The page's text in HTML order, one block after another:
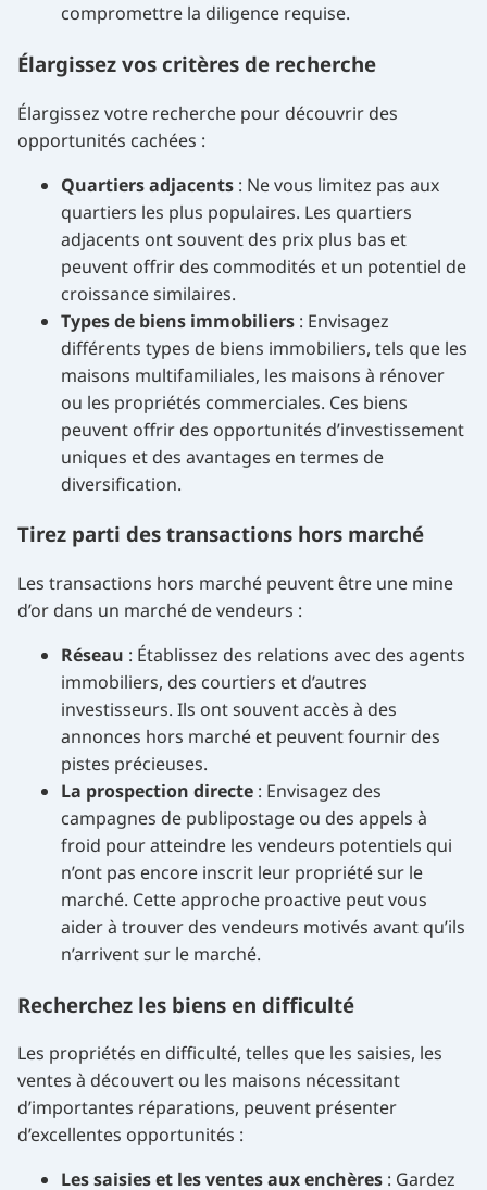
compromettre la diligence requise.
Élargissez vos critères de recherche
Élargissez votre recherche pour découvrir des
opportunités cachées :
Quartiers adjacents : Ne vous limitez pas aux
quartiers les plus populaires. Les quartiers
adjacents ont souvent des prix plus bas et
peuvent offrir des commodités et un potentiel de
croissance similaires.
Types de biens immobiliers : Envisagez
différents types de biens immobiliers, tels que les
maisons multifamiliales, les maisons à rénover
ou les propriétés commerciales. Ces biens
peuvent offrir des opportunités d’investissement
uniques et des avantages en termes de
diversification.
Tirez parti des transactions hors marché
Les transactions hors marché peuvent être une mine
d’or dans un marché de vendeurs :
Réseau : Établissez des relations avec des agents
immobiliers, des courtiers et d’autres
investisseurs. Ils ont souvent accès à des
annonces hors marché et peuvent fournir des
pistes précieuses.
La prospection directe : Envisagez des
campagnes de publipostage ou des appels à
froid pour atteindre les vendeurs potentiels qui
n’ont pas encore inscrit leur propriété sur le
marché. Cette approche proactive peut vous
aider à trouver des vendeurs motivés avant qu’ils
n’arrivent sur le marché.
Recherchez les biens en difficulté
Les propriétés en difficulté, telles que les saisies, les
ventes à découvert ou les maisons nécessitant
d’importantes réparations, peuvent présenter
d’excellentes opportunités :
Les saisies et les ventes aux enchères : Gardez